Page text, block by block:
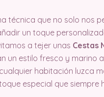
técnica que no solo nos
un toque
a tejer unas Cestas
un estilo fresco y marino
habitación luzca
especial que siempre